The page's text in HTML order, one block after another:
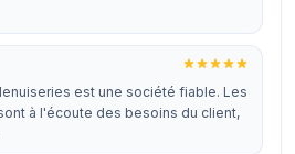
est une société fiable. Les
à l'écoute des besoins du client,